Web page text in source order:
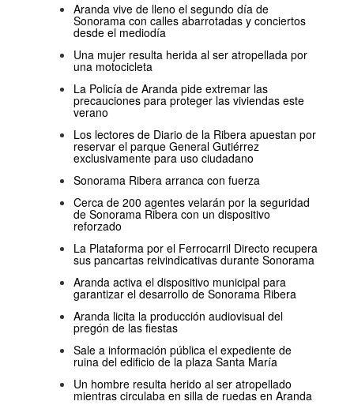
Aranda vive de lleno el segundo día de
Sonorama con calles abarrotadas y conciertos
desde el mediodía
Una mujer resulta herida al ser atropellada por
una motocicleta
La Policía de Aranda pide extremar las
precauciones para proteger las viviendas este
verano
Los lectores de Diario de la Ribera apuestan por
reservar el parque General Gutiérrez
exclusivamente para uso ciudadano
Sonorama Ribera arranca con fuerza
Cerca de 200 agentes velarán por la seguridad
de Sonorama Ribera con un dispositivo
reforzado
La Plataforma por el Ferrocarril Directo recupera
sus pancartas reivindicativas durante Sonorama
Aranda activa el dispositivo municipal para
garantizar el desarrollo de Sonorama Ribera
Aranda licita la producción audiovisual del
pregón de las fiestas
Sale a información pública el expediente de
ruina del edificio de la plaza Santa María
Un hombre resulta herido al ser atropellado
mientras circulaba en silla de ruedas en Aranda